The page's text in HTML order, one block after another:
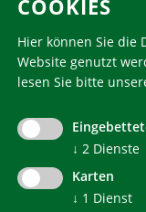
KlimaHaus ist
© 2022
COOKIES
Hier können Sie die
Website genutzt
lesen Sie bitte
↓ 2 Dienste
Karten
↓ 1 Dienst